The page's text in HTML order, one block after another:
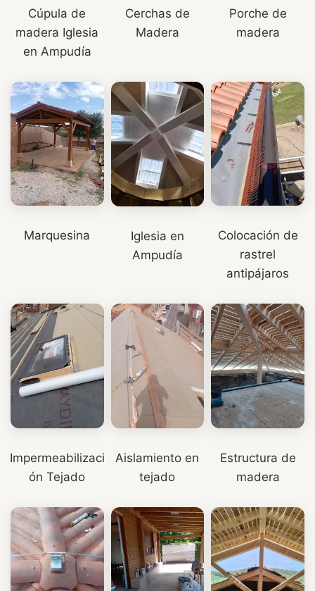
Cúpula de
madera Iglesia
en Ampudía
Cerchas de
Madera
Porche de
madera
Marquesina
Iglesia en
Ampudía
Colocación de
rastrel
antipájaros
Impermeabilizaci
ón Tejado
Aislamiento en
tejado
Estructura de
madera